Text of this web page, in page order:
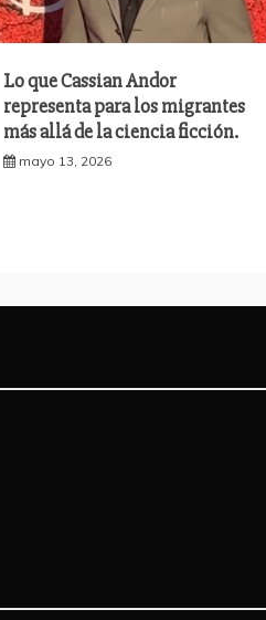
Lo que Cassian Andor
representa para los migrantes
más allá de la ciencia ficción.
mayo 13, 2026